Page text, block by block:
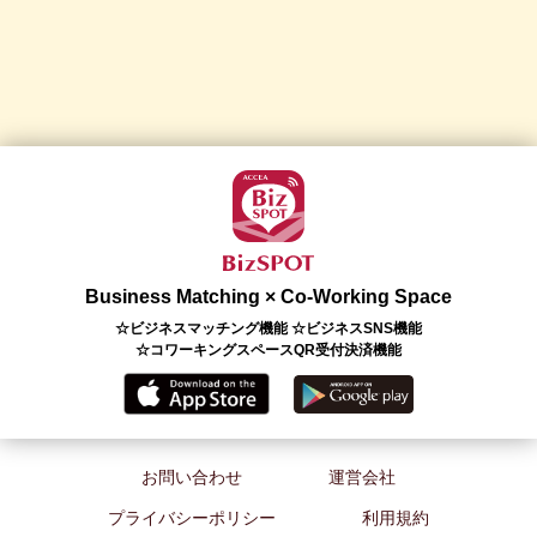
Business Matching × Co-Working Space
☆ビジネスマッチング機能 ☆ビジネスSNS機能
☆コワーキングスペースQR受付決済機能
お問い合わせ 運営会社
プライバシーポリシー 利用規約